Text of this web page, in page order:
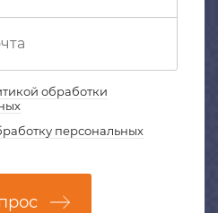
обработки
персональных